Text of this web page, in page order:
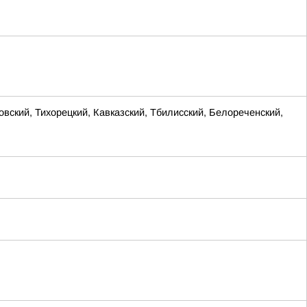
Тихорецкий, Кавказский, Тбилисский, Белореченский,